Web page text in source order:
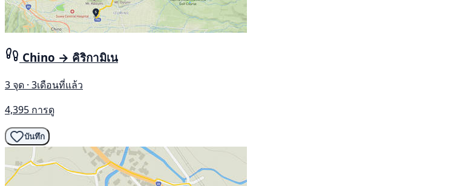
Chino → คิริกามิเน
3 จุด · 3เดือนที่แล้ว
4,395 การดู
บันทึก